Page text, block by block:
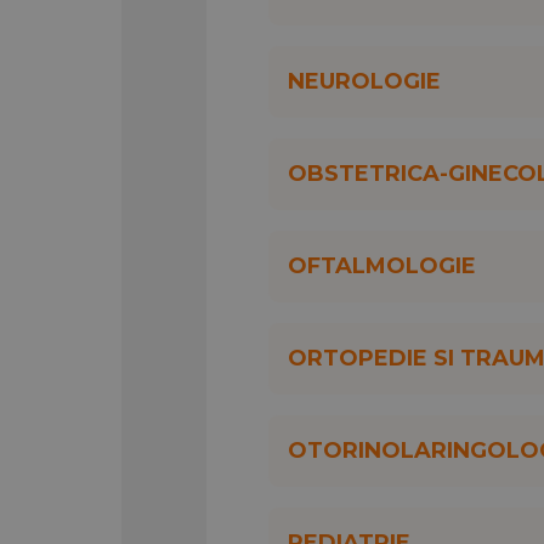
NEUROLOGIE
OBSTETRICA-
OFTALMOLOGIE
ORTOPEDIE SI